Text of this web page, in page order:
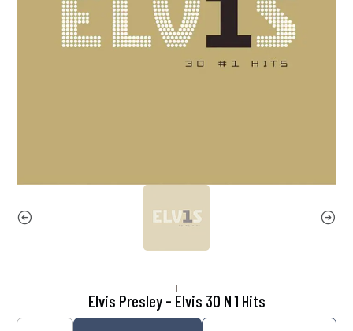
|
Elvis Presley - Elvis 30 N 1 Hits